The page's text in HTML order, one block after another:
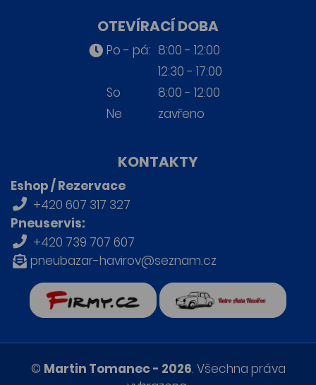
OTEVÍRACÍ DOBA
Po - pá: 8:00 - 12:00
12:30 - 17:00
So
8:00 - 12:00
Ne
zavřeno
KONTAKTY
Eshop / Rezervace
+420 607 317 327
Pneuservis:
+420 739 707 607
pneubazar-havirov@seznam.cz
Retro auta Havířov
© Martin Tomanec - 2026. Všechna práva